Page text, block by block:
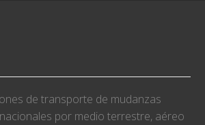
de transporte de mudanzas
por medio terrestre, aéreo